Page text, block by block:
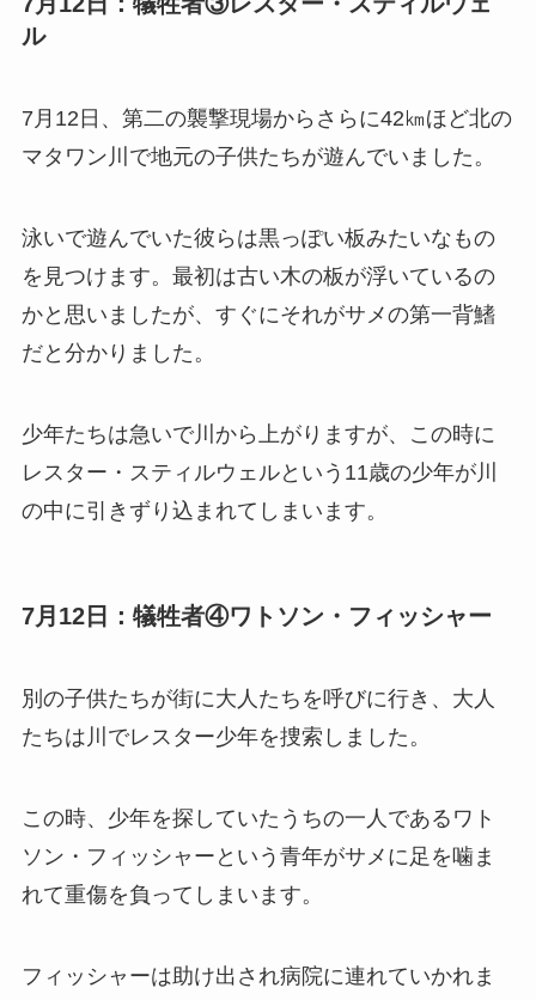
ル
7月12日、第二の襲撃現場からさらに42㎞ほど北の
マタワン川で地元の子供たちが遊んでいました。
泳いで遊んでいた彼らは黒っぽい板みたいなもの
を見つけます。最初は古い木の板が浮いているの
かと思いましたが、すぐにそれがサメの第一背鰭
だと分かりました。
少年たちは急いで川から上がりますが、この時に
レスター・スティルウェルという11歳の少年が川
の中に引きずり込まれてしまいます。
7月12日：犠牲者④ワトソン・フィッシャー
別の子供たちが街に大人たちを呼びに行き、大人
たちは川でレスター少年を捜索しました。
この時、少年を探していたうちの一人であるワト
ソン・フィッシャーという青年がサメに足を噛ま
れて重傷を負ってしまいます。
フィッシャーは助け出され病院に連れていかれま